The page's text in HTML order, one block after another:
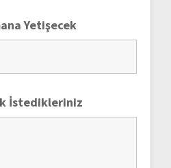
Yetişecek
İstedikleriniz